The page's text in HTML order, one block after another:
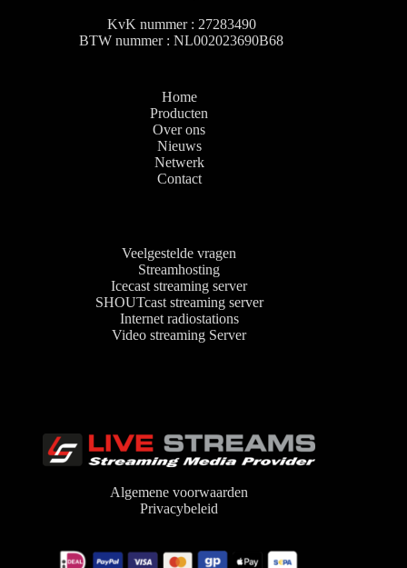
KvK nummer : 27283490
BTW nummer : NL002023690B68
Home
Producten
Over ons
Nieuws
Netwerk
Contact
Veelgestelde vragen
Streamhosting
Icecast streaming server
SHOUTcast streaming server
Internet radiostations
Video streaming Server
Algemene voorwaarden
Privacybeleid